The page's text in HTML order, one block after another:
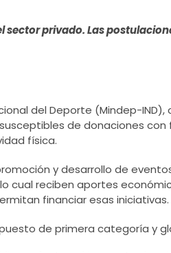
sector privado. Las
del Deporte (Mindep-IND),
de donaciones con
física.
y desarrollo de
cual reciben aportes
financiar esas iniciativas.
de primera categoría y